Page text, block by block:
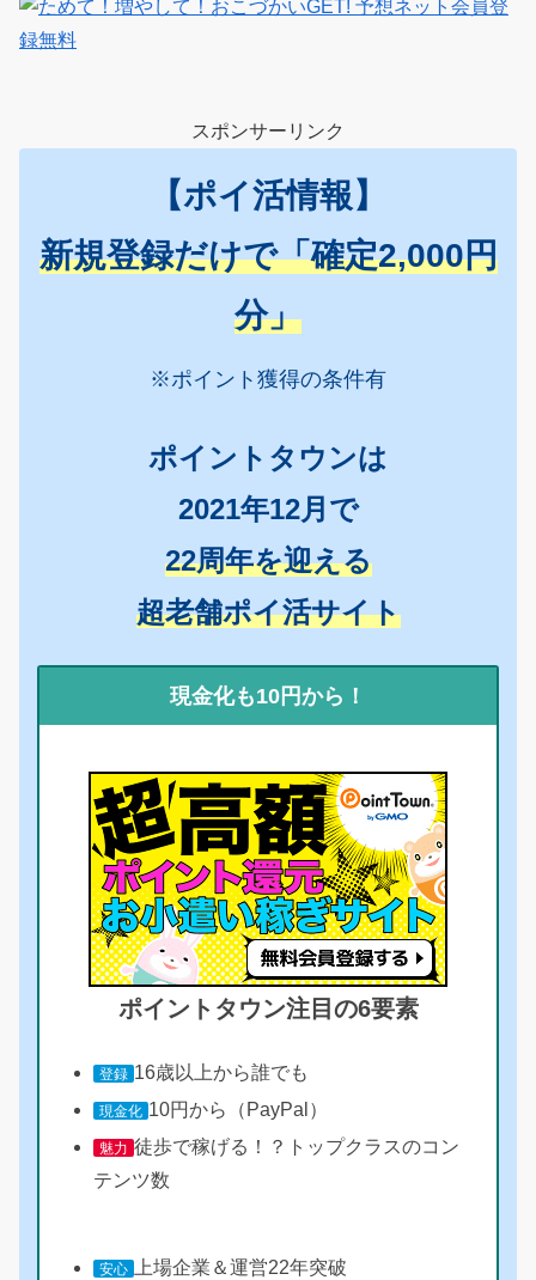
スポンサーリンク
【ポイ活情報】
新規登録だけで「確定2,000円
分」
※ポイント獲得の条件有
ポイントタウンは
2021年12月で
22周年を迎える
超老舗ポイ活サイト
現金化も10円から！
ポイントタウン注目の6要素
登録 16歳以上から誰でも
現金化 10円から（PayPal）
魅力 徒歩で稼げる！？トップクラスのコン
テンツ数
安心 上場企業＆運営22年突破